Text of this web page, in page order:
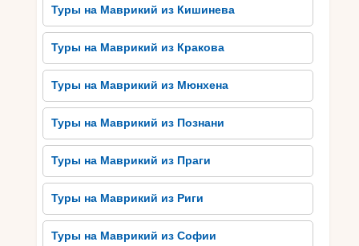
История Маврикия и его
культурное наследие
Маврикий – остров, обогащенный историей и
культурным наследием. Его история начинается
с давних времен, когда остров был заселен
арабами, португальцами, голландцами и
повлияло на архитектуру, язык, искусство и
традиции Маврикия. Одним из самых
Туры на Маврикий из Кишинева
Туры на Маврикий из Кракова
Туры на Маврикий из Мюнхена
Туры на Маврикий из Познани
Туры на Маврикий из Праги
Туры на Маврикий из Риги
Туры на Маврикий из Софии